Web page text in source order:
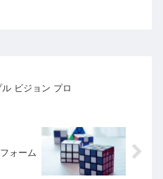
ル ビジョン プロ
ォーム